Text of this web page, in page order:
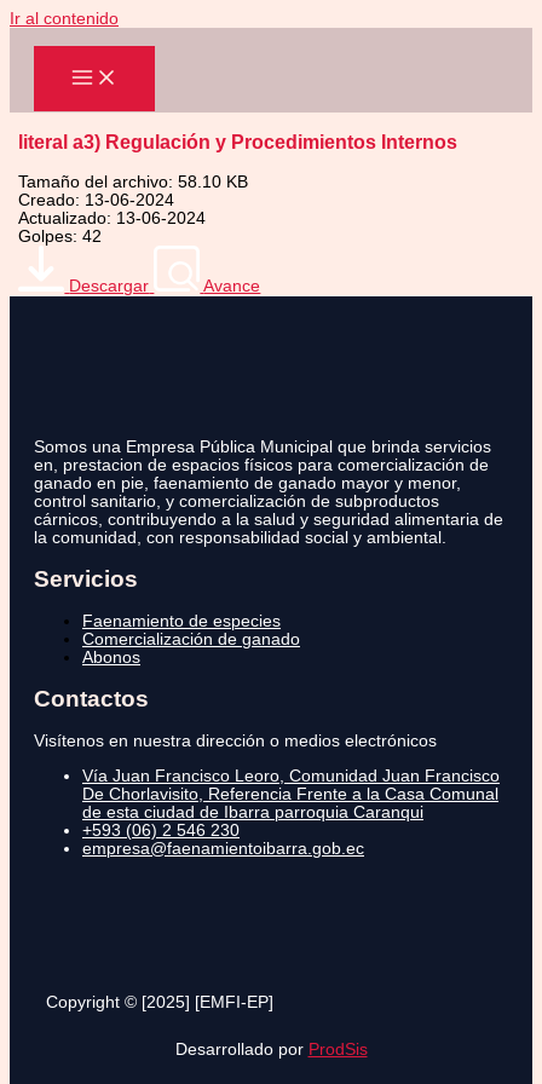
Ir al contenido
literal a3) Regulación y Procedimientos Internos
Tamaño del archivo: 58.10 KB
Creado: 13-06-2024
Actualizado: 13-06-2024
Golpes: 42
Descargar Avance
Somos una Empresa Pública Municipal que brinda servicios
en, prestacion de espacios físicos para comercialización de
ganado en pie, faenamiento de ganado mayor y menor,
control sanitario, y comercialización de subproductos
cárnicos, contribuyendo a la salud y seguridad alimentaria de
la comunidad, con responsabilidad social y ambiental.
Servicios
Faenamiento de especies
Comercialización de ganado
Abonos
Contactos
Visítenos en nuestra dirección o medios electrónicos
Vía Juan Francisco Leoro, Comunidad Juan Francisco
De Chorlavisito, Referencia Frente a la Casa Comunal
de esta ciudad de Ibarra parroquia Caranqui
+593 (06) 2 546 230
empresa@faenamientoibarra.gob.ec
Copyright © [2025] [EMFI-EP]
Desarrollado por ProdSis